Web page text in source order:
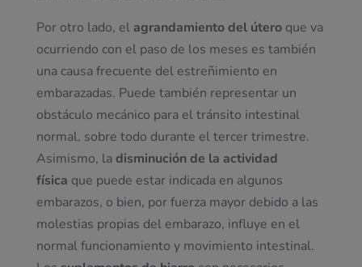
Por otro lado, el agrandamiento del úteroque va
ocurriendo con el paso de los meses es también
una causa frecuente del estreñimiento en
embarazadas. Puede también representar un
obstáculo mecánico para el tránsito intestinal
normal, sobre todo durante el tercer trimestre.
Asimismo, la disminución de la actividad
física que puede estar indicada en algunos
embarazos, o bien, por fuerza mayor debido a las
molestias propias del embarazo, influye en el
normal funcionamiento y movimiento intestinal.